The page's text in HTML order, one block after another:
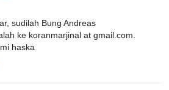
sudilah Bung Andreas
ke koranmarjinal at gmail.com.
haska